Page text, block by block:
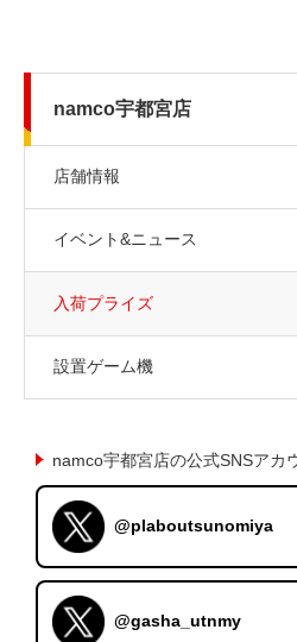
namco宇都宮店
店舗情報
イベント&ニュース
入荷プライズ
設置ゲーム機
namco宇都宮店の公式SNSアカ
@plaboutsunomiya
@gasha_utnmy